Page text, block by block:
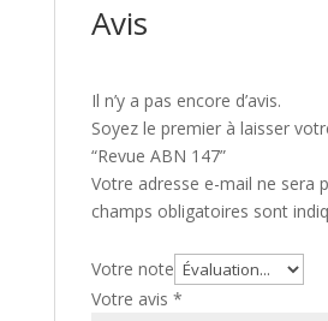
Avis
Il n’y a pas encore d’avis.
Soyez le premier à laisser
“Revue ABN 147”
Votre adresse e-mail ne sera
champs obligatoires sont
Votre note
Votre avis *